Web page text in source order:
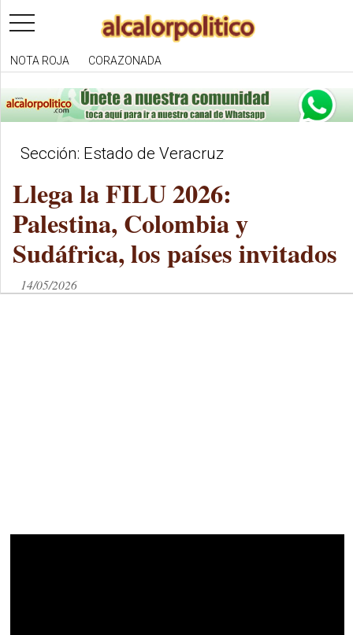
toggle
navigation
NOTA ROJA CORAZONADA
Sección: Estado de Veracruz
Llega la FILU 2026:
Palestina, Colombia y
Sudáfrica, los países invitados
14/05/2026